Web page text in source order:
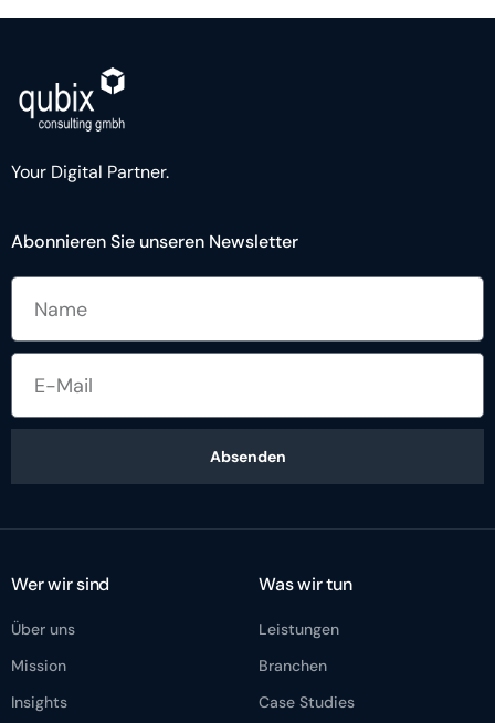
Your Digital Partner.
Abonnieren Sie unseren Newsletter
Absenden
Wer wir sind
Über uns
Mission
Insights
Was wir tun
Leistungen
Branchen
Case Studies